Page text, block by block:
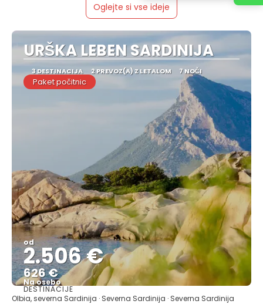
Oglejte si vse ideje
URŠKA LEBEN SARDINIJA
3 DESTINACIJA 2 PREVOZ(A) Z LETALOM 7 NOČI
Paket počitnic
od
2.506 €
626 €
Na osebo
Glej .
DESTINACIJE
Olbia, severna Sardinija · Severna Sardinija · Severna Sardinija